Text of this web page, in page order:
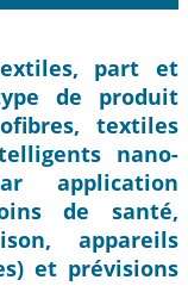
part et
de produit
textiles
nano-
application
de santé,
appareils
et prévisions